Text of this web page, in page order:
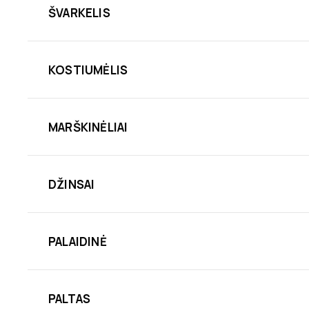
ŠVARKELIS
KOSTIUMĖLIS
MARŠKINĖLIAI
DŽINSAI
PALAIDINĖ
PALTAS